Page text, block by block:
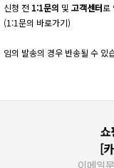
신청 전 1:1문의 및 고객센터로
(1:1문의 바로가기)
임의 발송의 경우 반송될 수 있
쇼
[
이메일